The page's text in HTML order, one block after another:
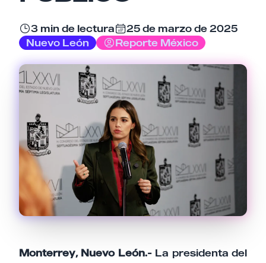
3 min de lectura
25 de marzo de 2025
Nuevo León
Reporte México
Monterrey, Nuevo León.- La presidenta del
Cancelar Enviar comentario